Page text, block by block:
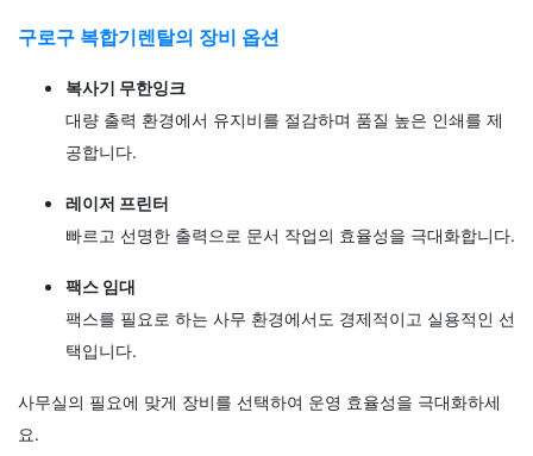
구로구 복합기렌탈의 장비 옵션
복사기 무한잉크
대량 출력 환경에서 유지비를 절감하며 품질 높은 인쇄를 제
공합니다.
레이저 프린터
빠르고 선명한 출력으로 문서 작업의 효율성을 극대화합니다.
팩스 임대
팩스를 필요로 하는 사무 환경에서도 경제적이고 실용적인 선
택입니다.
사무실의 필요에 맞게 장비를 선택하여 운영 효율성을 극대화하세
요.